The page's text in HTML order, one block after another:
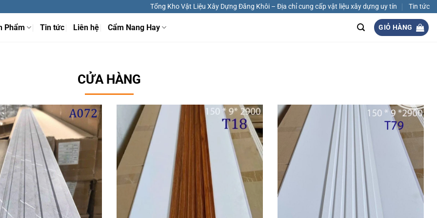
Tổng Kho Vật Liệu Xây Dựng Đăng Khôi – Địa chỉ cung cấp vật liệu xây dựng uy tín Tin tức
Phẩm Tin tức Liên hệ Cẩm Nang Hay GIỎ HÀNG
CỬA HÀNG